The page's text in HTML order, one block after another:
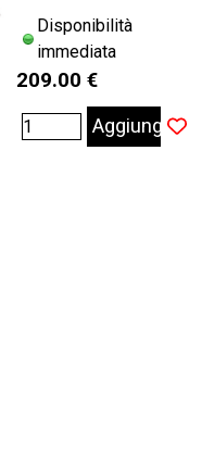
Disponibilità
immediata
209.00 €
Aggiungi